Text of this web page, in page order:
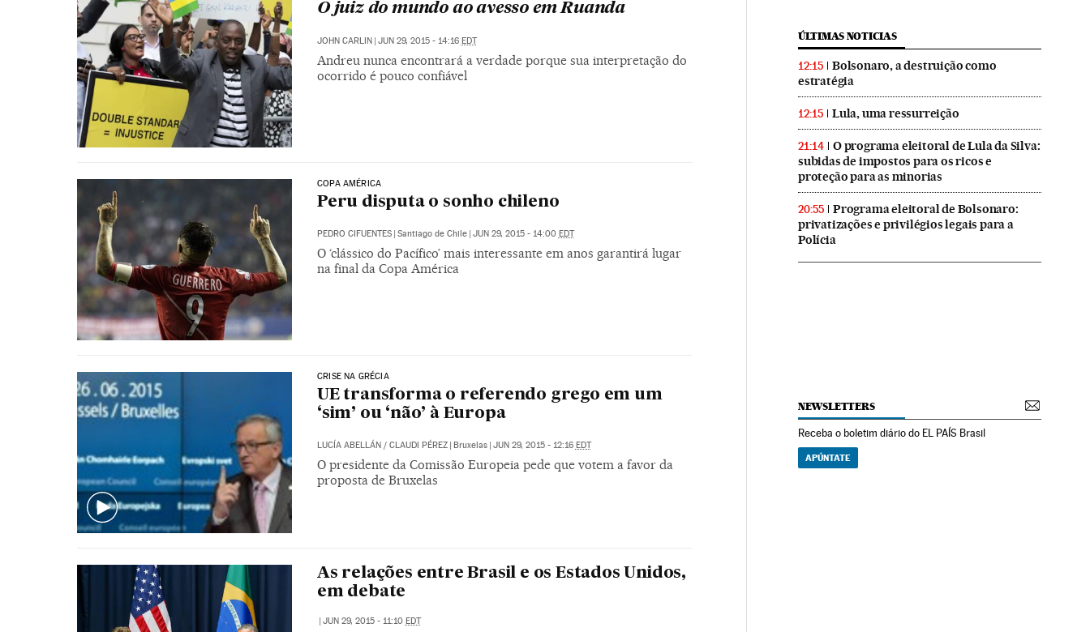
O juiz do mundo ao avesso em Ruanda
JOHN CARLIN JUN 29, 2015 - 14:16 EDT
Andreu nunca encontrará a verdade porque sua interpretação do
ocorrido é pouco confiável
COPA AMÉRICA
Peru disputa o sonho chileno
PEDRO CIFUENTES Santiago de Chile JUN 29, 2015 - 14:00 EDT
O ‘clássico do Pacífico’ mais interessante em anos garantirá lugar
na final da Copa América
CRISE NA GRÉCIA
UE transforma o referendo grego em um
‘sim’ ou ‘não’ à Europa
LUCÍA ABELLÁN/ CLAUDI PÉREZ | Bruxelas | JUN 29, 2015 - 12:16 EDT
O presidente da Comissão Europeia pede que votem a favor da
proposta de Bruxelas
As relações entre Brasil e os Estados Unidos,
em debate
JUN 29, 2015 - 11:10 EDT
ÚLTIMAS NOTICIAS
12:15
Bolsonaro, a destruição como
estratégia
12:15 Lula, uma ressurreição
21:14
O programa eleitoral de Lula da Silva:
subidas de impostos para os ricos e
proteção para as minorias
20:55
Programa eleitoral de Bolsonaro:
privatizações e privilégios legais para a
Polícia
NEWSLETTERS
Receba o boletim diário do EL PAÍS Brasil
APÚNTATE